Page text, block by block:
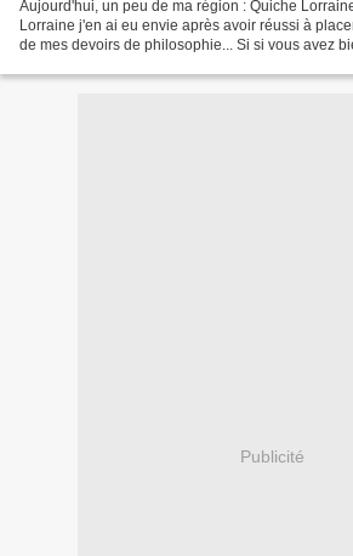
Aujourd'hui, un peu de ma région : Quiche
Lorraine j'en ai eu envie après avoir réussi à
de mes devoirs de philosophie... Si si vous avez
Publicité